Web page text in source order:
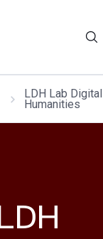
LDH Lab Digital
Humanities